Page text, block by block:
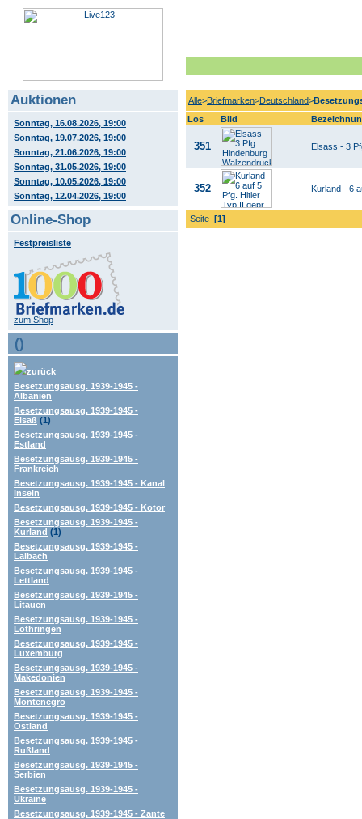
Auktionen
Sonntag, 16.08.2026, 19:00
Sonntag, 19.07.2026, 19:00
Sonntag, 21.06.2026, 19:00
Sonntag, 31.05.2026, 19:00
Sonntag, 10.05.2026, 19:00
Sonntag, 12.04.2026, 19:00
Online-Shop
Festpreisliste
zum Shop
()
zurück
Besetzungsausg. 1939-1945 -
Albanien
Besetzungsausg. 1939-1945 -
Elsaß (1)
Besetzungsausg. 1939-1945 -
Estland
Besetzungsausg. 1939-1945 -
Frankreich
Besetzungsausg. 1939-1945 - Kanal
Inseln
Besetzungsausg. 1939-1945 - Kotor
Besetzungsausg. 1939-1945 -
Kurland (1)
Besetzungsausg. 1939-1945 -
Laibach
Besetzungsausg. 1939-1945 -
Lettland
Besetzungsausg. 1939-1945 -
Litauen
Besetzungsausg. 1939-1945 -
Lothringen
Besetzungsausg. 1939-1945 -
Luxemburg
Besetzungsausg. 1939-1945 -
Makedonien
Besetzungsausg. 1939-1945 -
Montenegro
Besetzungsausg. 1939-1945 -
Ostland
Besetzungsausg. 1939-1945 -
Rußland
Besetzungsausg. 1939-1945 -
Serbien
Besetzungsausg. 1939-1945 -
Ukraine
Besetzungsausg. 1939-1945 - Zante
Alle>Briefmarken>Deutschland>
Los
Bild
351 Elsass - 3
352 Kurland - 6
Seite [1]